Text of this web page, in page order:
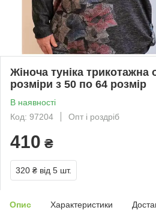
Жіноча туніка трикотажна
розміри з 50 по 64 розмір
В наявності
Код: 97204
Опт і роздріб
410 ₴
320 ₴ від 5 шт.
Опис Характеристики